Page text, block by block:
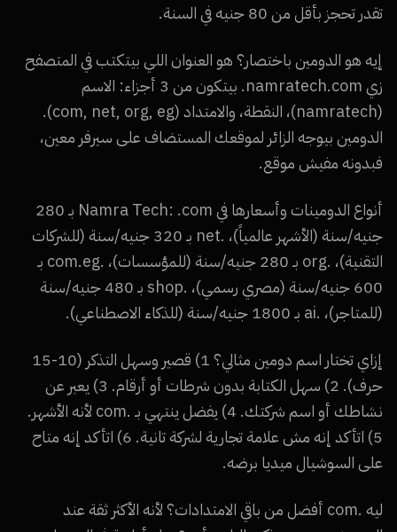
تقدر تحجز بأقل من 80 جنيه في السنة.
إيه هو الدومين باختصار؟ هو العنوان اللي بيتكتب في المتصفح
زي namratech.com. بيتكون من 3 أجزاء: الاسم
(namratech)، النقطة، والامتداد (com, net, org, eg).
الدومين بيوجه الزائر لموقعك المستضاف على سيرفر معين،
فبدونه مفيش موقع.
أنواع الدومينات وأسعارها في Namra Tech: .com بـ 280
جنيه/سنة (الأشهر عالمياً)، .net بـ 320 جنيه/سنة (للشركات
التقنية)، .org بـ 280 جنيه/سنة (للمؤسسات)، .com.eg بـ
600 جنيه/سنة (مصري رسمي)، .shop بـ 480 جنيه/سنة
(للمتاجر)، .ai بـ 1800 جنيه/سنة (للذكاء الاصطناعي).
إزاي تختار اسم دومين مثالي؟ 1) قصير وسهل التذكر (10-15
حرف). 2) سهل الكتابة بدون شرطات أو أرقام. 3) يعبر عن
نشاطك أو اسم شركتك. 4) يفضل ينتهي بـ .com لأنه الأشهر.
5) اتأكد إنه مش علامة تجارية لشركة تانية. 6) اتأكد إنه متاح
على السوشيال ميديا برضه.
ليه .com أفضل من باقي الامتدادات؟ لأنه الأكثر ثقة عند